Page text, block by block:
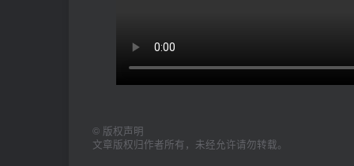
© 版权声明
文章版权归作者所有，未经允许请勿转载。